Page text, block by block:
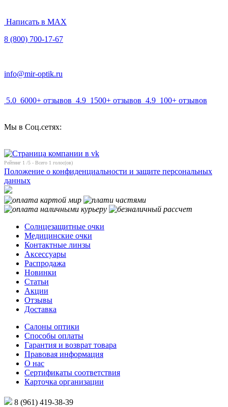
Написать в MAX
8 (800) 700-17-67
info@mir-optik.ru
5.0 6000+ отзывов 4.9 1500+ отзывов 4.9 100+ отзывов
Мы в Соц.сетях:
Рейтинг 1 /5 - Всего 1 голос(ов)
Положение о конфиденциальности и защите персональных
данных
Солнцезащитные очки
Медицинские очки
Контактные линзы
Аксессуары
Распродажа
Новинки
Статьи
Акции
Отзывы
Доставка
Салоны оптики
Способы оплаты
Гарантия и возврат товара
Правовая информация
О нас
Сертификаты соответствия
Карточка организации
8 (961) 419-38-39